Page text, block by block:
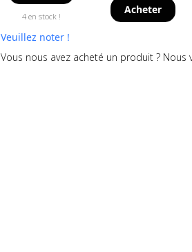
4 en stock !
Acheter
Veuillez noter !
Vous nous avez acheté un produit ?